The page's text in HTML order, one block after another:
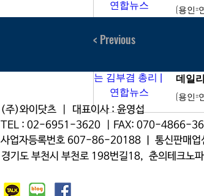
데일
< Previous
(주)와이닷츠 | 대표이사 : 윤영섭
TEL : 02-6951-3620 | FAX: 070-4866-
사업자등록번호 607-86-20188 ㅣ 통신판매
​경기도 부천시 부천로 198번길18, 춘의테크노